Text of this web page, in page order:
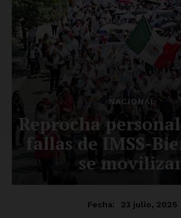
Contacto
Política de privacidad
Políticas del Sitio
Información Propietaria / Financiación
Mi cuenta